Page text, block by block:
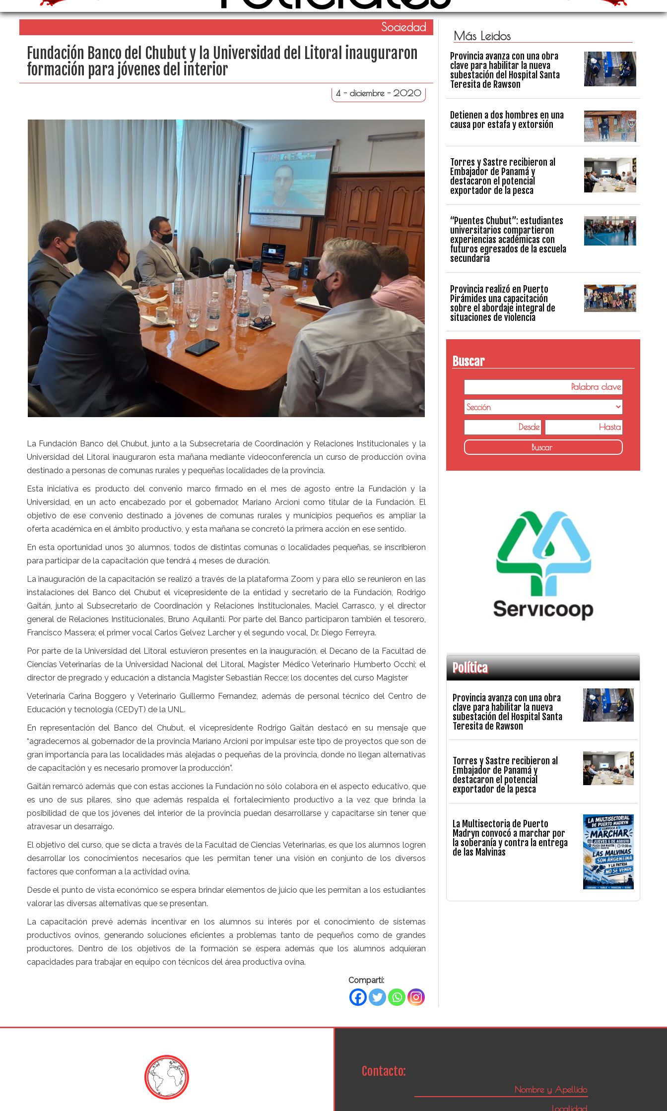
Sociedad
Fundación Banco del Chubut y la Universidad del Litoral inauguraron
formación para jóvenes del interior
4 - diciembre - 2020
La Fundación Banco del Chubut, junto a la Subsecretaría de Coordinación y Relaciones Institucionales y la
Universidad del Litoral inauguraron esta mañana mediante videoconferencia un curso de producción ovina
destinado a personas de comunas rurales y pequeñas localidades de la provincia.
Esta iniciativa es producto del convenio marco firmado en el mes de agosto entre la Fundación y la
Universidad, en un acto encabezado por el gobernador, Mariano Arcioni como titular de la Fundación. El
objetivo de ese convenio destinado a jóvenes de comunas rurales y municipios pequeños es ampliar la
oferta académica en el ámbito productivo, y esta mañana se concretó la primera acción en ese sentido.
En esta oportunidad unos 30 alumnos, todos de distintas comunas o localidades pequeñas, se inscribieron
para participar de la capacitación que tendrá 4 meses de duración.
La inauguración de la capacitación se realizó a través de la plataforma Zoom y para ello se reunieron en las
instalaciones del Banco del Chubut el vicepresidente de la entidad y secretario de la Fundación, Rodrigo
Gaitán, junto al Subsecretario de Coordinación y Relaciones Institucionales, Maciel Carrasco, y el director
general de Relaciones Institucionales, Bruno Aquilanti. Por parte del Banco participaron también el tesorero,
Francisco Massera; el primer vocal Carlos Gelvez Larcher y el segundo vocal, Dr. Diego Ferreyra.
Por parte de la Universidad del Litoral estuvieron presentes en la inauguración, el Decano de la Facultad de
Ciencias Veterinarias de la Universidad Nacional del Litoral, Magister Médico Veterinario Humberto Occhi; el
director de pregrado y educación a distancia Magister Sebastián Recce; los docentes del curso Magister
Veterinaria Carina Boggero y Veterinario Guillermo Fernandez, además de personal técnico del Centro de
Educación y tecnología (CEDyT) de la UNL.
En representación del Banco del Chubut, el vicepresidente Rodrigo Gaitán destacó en su mensaje que
“agradecemos al gobernador de la provincia Mariano Arcioni por impulsar este tipo de proyectos que son de
gran importancia para las localidades más alejadas o pequeñas de la provincia, donde no llegan alternativas
de capacitación y es necesario promover la producción”.
Gaitán remarcó además que con estas acciones la Fundación no sólo colabora en el aspecto educativo, que
es uno de sus pilares, sino que además respalda el fortalecimiento productivo a la vez que brinda la
posibilidad de que los jóvenes del interior de la provincia puedan desarrollarse y capacitarse sin tener que
atravesar un desarraigo.
El objetivo del curso, que se dicta a través de la Facultad de Ciencias Veterinarias, es que los alumnos logren
desarrollar los conocimientos necesarios que les permitan tener una visión en conjunto de los diversos
factores que conforman a la actividad ovina.
Desde el punto de vista económico se espera brindar elementos de juicio que les permitan a los estudiantes
valorar las diversas alternativas que se presentan.
La capacitación prevé además incentivar en los alumnos su interés por el conocimiento de sistemas
productivos ovinos, generando soluciones eficientes a problemas tanto de pequeños como de grandes
productores. Dentro de los objetivos de la formación se espera además que los alumnos adquieran
capacidades para trabajar en equipo con técnicos del área productiva ovina.
Compartí:
Más Leidos
Provincia avanza con una obra
clave para habilitar la nueva
subestación del Hospital Santa
Teresita de Rawson
Detienen a dos hombres en una
causa por estafa y extorsión
Torres y Sastre recibieron al
Embajador de Panamá y
destacaron el potencial
exportador de la pesca
“Puentes Chubut”: estudiantes
universitarios compartieron
experiencias académicas con
futuros egresados de la escuela
secundaria
Provincia realizó en Puerto
Pirámides una capacitación
sobre el abordaje integral de
situaciones de violencia
Buscar
Política
Provincia avanza con una obra
clave para habilitar la nueva
subestación del Hospital Santa
Teresita de Rawson
Torres y Sastre recibieron al
Embajador de Panamá y
destacaron el potencial
exportador de la pesca
La Multisectoria de Puerto
Madryn convocó a marchar por
la soberanía y contra la entrega
de las Malvinas
Contacto: